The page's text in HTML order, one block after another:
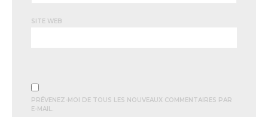
SITE WEB
PRÉVENEZ-MOI DE TOUS LES NOUVEAUX COMMENTAIRES PAR
E-MAIL.